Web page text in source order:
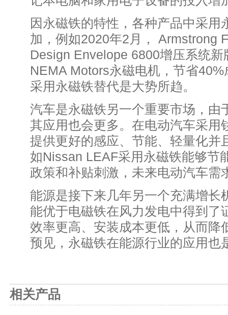
因永磁铁的特性，各种产品中采用
加，例如2020年2月， Armstrong
Design Envelope 6800增压系统
NEMA Motors永磁电机，节省
采用永磁铁替代是大势所趋。
汽车是永磁铁另一个重要市场，由
其应用也会更多。在电动汽车采用
提供更好的感应、节能、轻量化并
如Nissan LEAF采用永磁铁能够节
政策和补贴刺激，未来电动汽车需
能源是接下来几年另一个充满增长
能优于电磁铁在风力发电中得到了
效率更高、安装成本更低，从而降
预见，永磁铁在能源行业的应用也
相关产品